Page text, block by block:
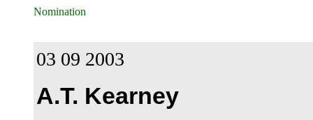
Nomination
03 09 2003
A.T. Kearney